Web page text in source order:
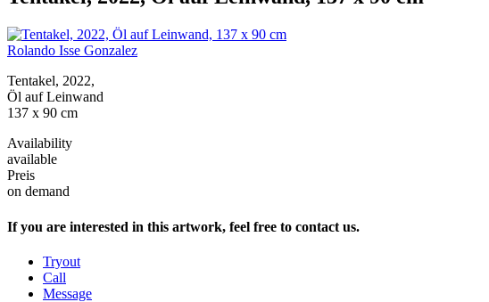
Rolando Isse Gonzalez
Tentakel, 2022,
Öl auf Leinwand
137 x 90 cm
Availability
available
Preis
on demand
If you are interested in this artwork, feel free to contact us.
Tryout
Call
Message